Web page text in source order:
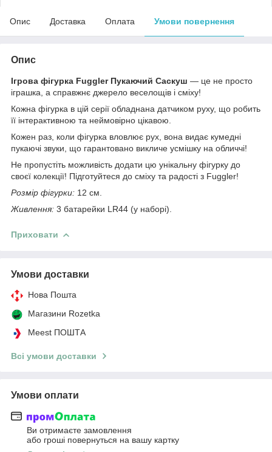
Опис Доставка Оплата Умови повернення
Опис
Ігрова фігурка Fuggler Пукаючий Саскуш — це не просто
іграшка, а справжнє джерело веселощів і сміху!
Кожна фігурка в цій серії обладнана датчиком руху, що робить
її інтерактивною та неймовірно цікавою.
Кожен раз, коли фігурка вловлює рух, вона видає кумедні
пукаючі звуки, що гарантовано викличе усмішку на обличчі!
Не пропустіть можливість додати цю унікальну фігурку до
своєї колекції! Підготуйтеся до сміху та радості з Fuggler!
Розмір фігурки: 12 см.
Живлення: 3 батарейки LR44 (у наборі).
Приховати
Умови доставки
Нова Пошта
Магазини Rozetka
Meest ПОШТА
Всі умови доставки
Умови оплати
Ви отримаєте замовлення
або гроші повернуться на вашу картку